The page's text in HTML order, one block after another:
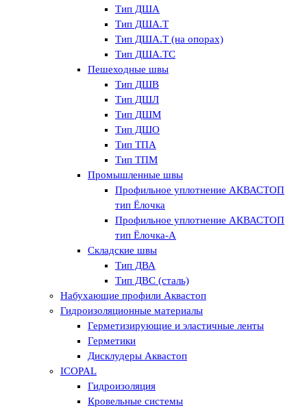
Тип ДША
Тип ДША.Т
Тип ДША.Т (на опорах)
Тип ДША.ТС
Пешеходные швы
Тип ДШВ
Тип ДШЛ
Тип ДШМ
Тип ДШО
Тип ТПА
Тип ТПМ
Промышленные швы
Профильное уплотнение АКВАСТОП
тип Ёлочка
Профильное уплотнение АКВАСТОП
тип Ёлочка-А
Складские швы
Тип ДВА
Тип ДВС (сталь)
Набухающие профили Аквастоп
Гидроизоляционные материалы
Герметизирующие и эластичные ленты
Герметики
Дисклудеры Аквастоп
ICOPAL
Гидроизоляция
Кровельные системы